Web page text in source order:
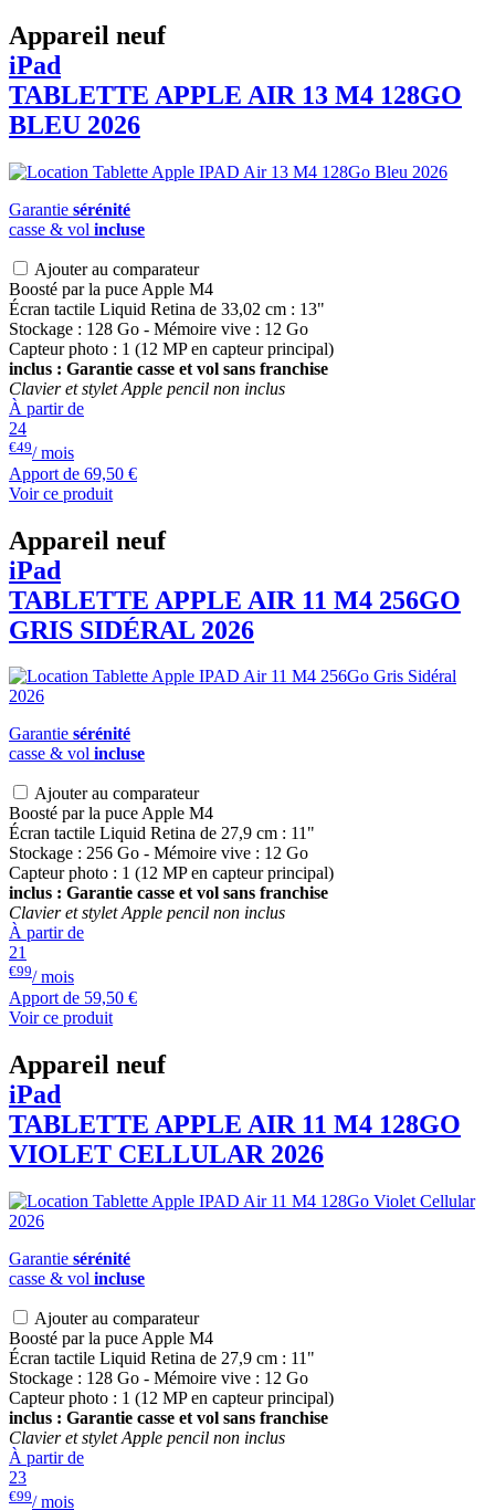
Appareil neuf
iPad
TABLETTE APPLE AIR 13 M4 128GO
BLEU 2026
Garantie sérénité
casse & vol incluse
Ajouter au comparateur
Boosté par la puce Apple M4
Écran tactile Liquid Retina de 33,02 cm : 13"
Stockage : 128 Go - Mémoire vive : 12 Go
Capteur photo : 1 (12 MP en capteur principal)
inclus : Garantie casse et vol sans franchise
Clavier et stylet Apple pencil non inclus
À partir de
24
€49/ mois
Apport de 69,50 €
Voir ce produit
Appareil neuf
iPad
TABLETTE APPLE AIR 11 M4 256GO
GRIS SIDÉRAL 2026
Garantie sérénité
casse & vol incluse
Ajouter au comparateur
Boosté par la puce Apple M4
Écran tactile Liquid Retina de 27,9 cm : 11"
Stockage : 256 Go - Mémoire vive : 12 Go
Capteur photo : 1 (12 MP en capteur principal)
inclus : Garantie casse et vol sans franchise
Clavier et stylet Apple pencil non inclus
À partir de
21
€99/ mois
Apport de 59,50 €
Voir ce produit
Appareil neuf
iPad
TABLETTE APPLE AIR 11 M4 128GO
VIOLET CELLULAR 2026
Garantie sérénité
casse & vol incluse
Ajouter au comparateur
Boosté par la puce Apple M4
Écran tactile Liquid Retina de 27,9 cm : 11"
Stockage : 128 Go - Mémoire vive : 12 Go
Capteur photo : 1 (12 MP en capteur principal)
inclus : Garantie casse et vol sans franchise
Clavier et stylet Apple pencil non inclus
À partir de
23
€99/ mois